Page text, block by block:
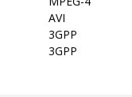
AVI
3GPP
3GPP